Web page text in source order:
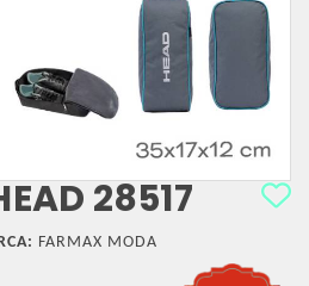
28517
FARMAX MODA